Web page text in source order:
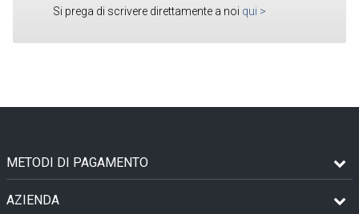
Si prega di scrivere direttamente a noi qui >
METODI DI PAGAMENTO
AZIENDA